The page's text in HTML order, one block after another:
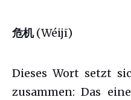
危机(Wéijī)
Dieses Wort setzt
zusammen: Das